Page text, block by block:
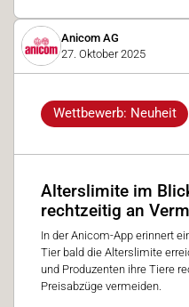
Anicom AG
27. Oktober 2025
Wettbewerb: Neuheit
Alterslimite im
rechtzeitig an
In der Anicom-App erinnert
Tier bald die Alterslimite
und Produzenten ihre Tiere
Preisabzüge vermeiden.